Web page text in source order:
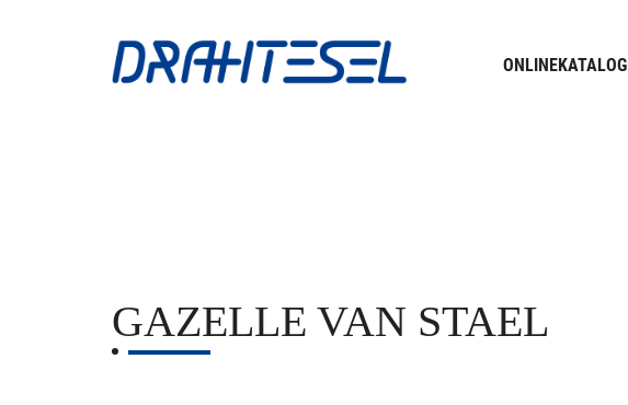
ONLINEKATALOG
GAZELLE VAN STAEL